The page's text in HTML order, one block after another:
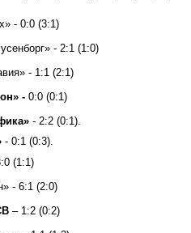
- 0:0 (3:1)
- 2:1 (1:0)
- 1:1 (2:1)
- 0:0 (0:1)
- 2:2 (0:1).
- 0:1 (0:3).
(1:1)
- 6:1 (2:0)
– 1:2 (0:2)